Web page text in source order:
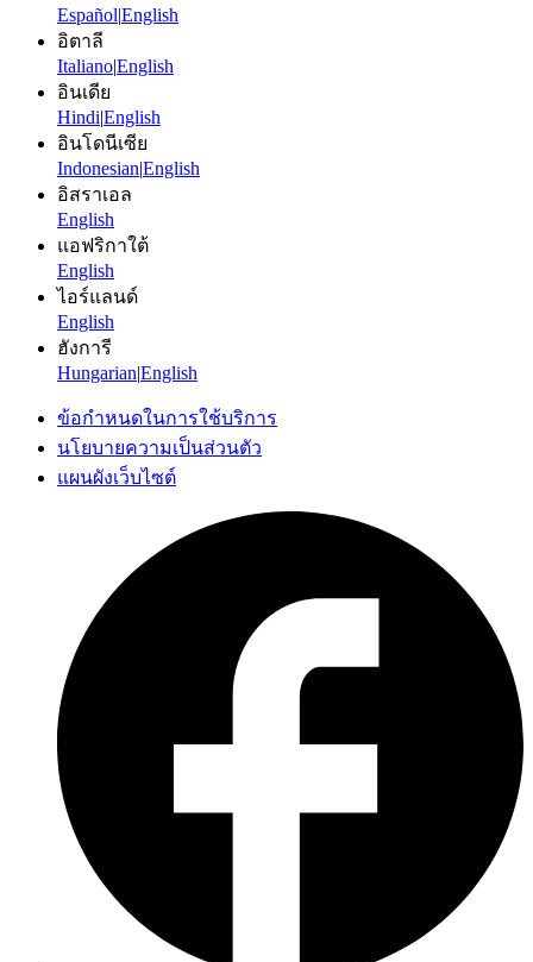
EspañolEnglish
อิตาลี
ItalianoEnglish
อินเดีย
HindiEnglish
อินโดนีเซีย
IndonesianEnglish
อิสราเอล
English
แอฟริกาใต้
English
ไอร์แลนด์
English
ฮังการี
HungarianEnglish
ข้อกำหนดในการใช้บริการ
นโยบายความเป็นส่วนตัว
แผนผังเว็บไซต์